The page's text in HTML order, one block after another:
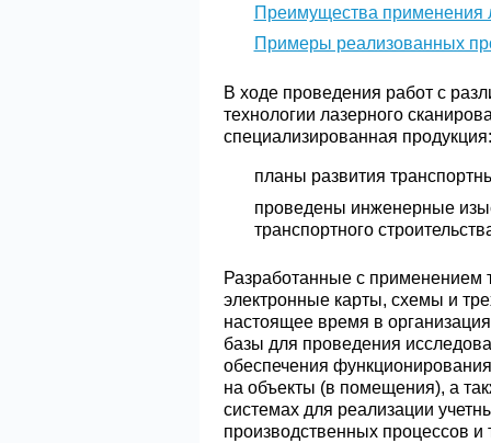
Преимущества применения
Примеры реализованных
В ходе проведения работ с
технологии лазерного
специализированная продукция:
планы развития
проведены инженерные
транспортного
Разработанные с применением
электронные карты, схемы и
настоящее время в
базы для проведения
обеспечения
на объекты (в помещения), а
системах для реализации
производственных процессов и